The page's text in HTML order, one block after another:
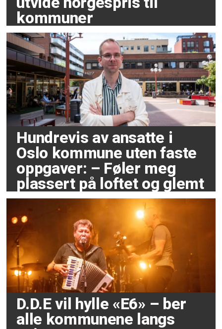
kommuner
Hundrevis av ansatte i
Oslo kommune uten faste
oppgaver: – Føler meg
plassert på loftet og glemt
D.D.E vil hylle «E6» – ber
alle kommunene langs